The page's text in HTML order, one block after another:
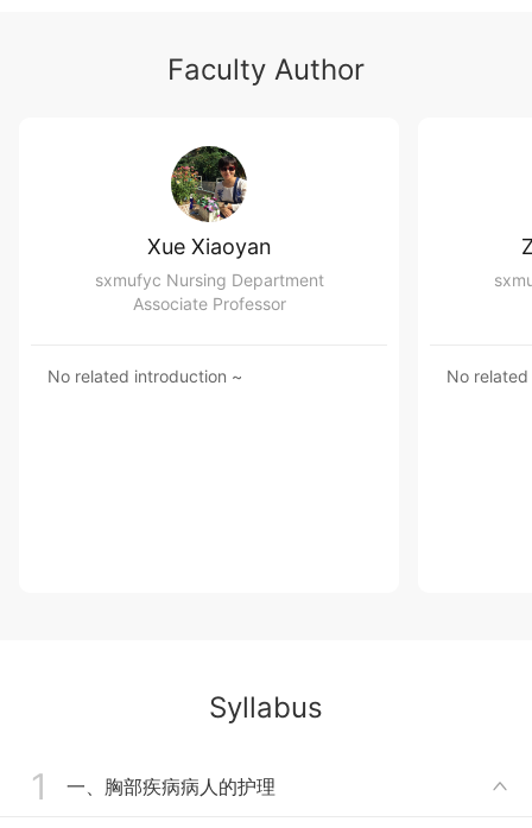
习，为从事临床外科护理工作奠定基础。
科、成人护理《外科护理学》的教学任务，年
平均学时达700学时。经常组织集体备课、开
展教研活动，观摩学院优秀教师讲课，集中学
习新教法，更新教学理念，共同尝试教学改
革。目前，参与的校级及以上课题共13项，指
导省级大学生创新创业项目3项，负责精品课
Faculty Author
Xue Xiaoyan
sxmufyc Nursing Department
Associate Professor
No related introduction ~ No
Syllabus
1 一、胸部疾病病人的护理 